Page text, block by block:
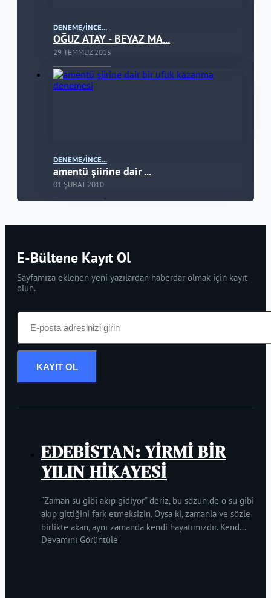
DENEME/İNCE...
OĞUZ ATAY - BEYAZ MA...
29 TEMMUZ 2015
DENEME/İNCE...
amentü şiirine dair ...
01 ŞUBAT 2010
E-Bültene Kayıt Ol
Sayfamıza eklenen yeni yazılardan haberdar olmak için kayıt
olun.
KAYIT OL
EDEBİSTAN: YİRMİ BİR
YILIN HİKAYESİ
“Zaman su gibi akıp gidiyor” deriz, bu sözün de o su gibi
akıp gittiğini fark etmeksizin. Oysa ki, zamanla ve sözle
birlikte akan, aynı zamanda kendi hayatımızdır. Kend...
Devamını Görüntüle